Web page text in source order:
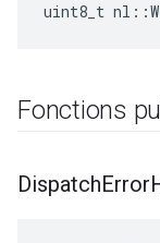
uint8_t
Fonctions
DispatchError